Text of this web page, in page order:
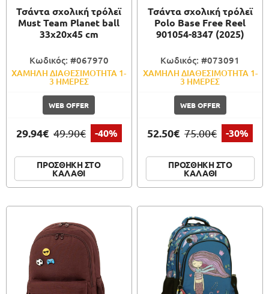
Τσάντα σχολική τρόλεϊ
Must Team Planet ball
33x20x45 cm
Κωδικός: #067970
ΧΑΜΗΛΗ ΔΙΑΘΕΣΙΜΟΤΗΤΑ 1-
3 ΗΜΕΡΕΣ
WEB OFFER
29.94€ 49.90€ -40%
ΠΡΟΣΘΗΚΗ ΣΤΟ
ΚΑΛΑΘΙ
Τσάντα σχολική τρόλεϊ
Polo Base Free Reel
901054-8347 (2025)
Κωδικός: #073091
ΧΑΜΗΛΗ ΔΙΑΘΕΣΙΜΟΤΗΤΑ 1-
3 ΗΜΕΡΕΣ
WEB OFFER
52.50€ 75.00€ -30%
ΠΡΟΣΘΗΚΗ ΣΤΟ
ΚΑΛΑΘΙ